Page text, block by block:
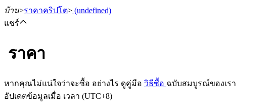
บ้าน>ราคาคริปโต> (undefined)
แชร์
ราคา
หากคุณไม่แน่ใจว่าจะซื้อ อย่างไร ดูคู่มือ วิธีซื้อ ฉบับสมบูรณ์ของเรา
อัปเดตข้อมูลเมื่อ เวลา (UTC+8)